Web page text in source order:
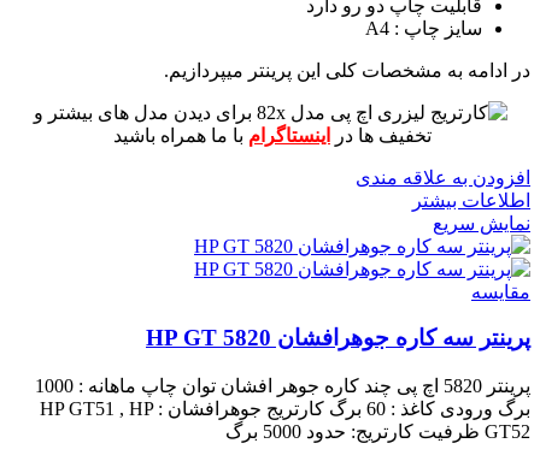
قابلیت چاپ دو رو دارد
سایز چاپ : A4
در ادامه به مشخصات کلی این پرینتر میپردازیم.
برای دیدن مدل های بیشتر و
تخفیف ها در
اینستاگرام با ما همراه باشید
افزودن به علاقه مندی
اطلاعات بیشتر
نمایش سریع
مقايسه
پرینتر سه کاره جوهرافشان HP GT 5820
پرینتر 5820 اچ پی چند کاره جوهر افشان
توان چاپ ماهانه : 1000
برگ ورودی کاغذ : 60 برگ
کارتریج جوهرافشان : HP GT51 , HP
GT52 ظرفیت کارتریج: حدود 5000 برگ